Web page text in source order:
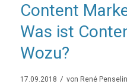
Content
Was ist
Wozu?
17.09.2018 / von René Penselin